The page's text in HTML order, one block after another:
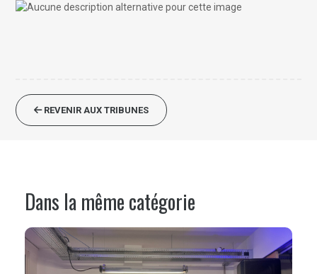
REVENIR AUX TRIBUNES
Dans la même catégorie